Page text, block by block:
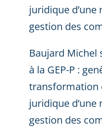
juridique d’une
gestion des
Baujard Michel
à la GEP-P :
transformation
juridique d’une
gestion des